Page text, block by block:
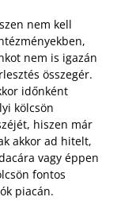
nem kell
nem is igazán
összegér.
időnként
kölcsön
hiszen már
akkor ad hitelt,
vagy éppen
fontos
piacán.